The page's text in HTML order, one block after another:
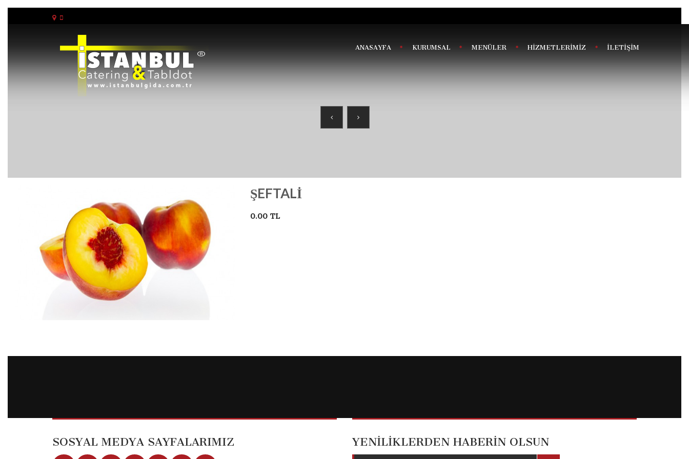
ANASAYFA KURUMSAL MENÜLER HİZMETLERİMİZ İLETİŞİM
ŞEFTALI
0.00 TL
SOSYAL MEDYA SAYFALARIMIZ YENİLİKLERDEN HABERİN OLSUN